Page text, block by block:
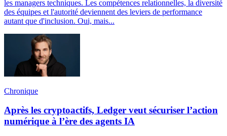
les managers techniques. Les compétences relationnelles, la diversité
des équipes et l'autorité deviennent des leviers de performance
autant que d'inclusion. Oui, mais...
Chronique
Après les cryptoactifs, Ledger veut sécuriser l’action
numérique à l’ère des agents IA